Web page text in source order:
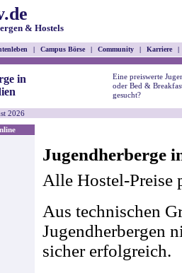
& Hostels
| Campus Börse | Community | Karriere |
in
Eine preiswerte
oder Bed &
gesucht?
2026
Jugendherberge
Alle Hostel-Preise
Aus technischen
Jugendherbergen
sicher erfolgreich.